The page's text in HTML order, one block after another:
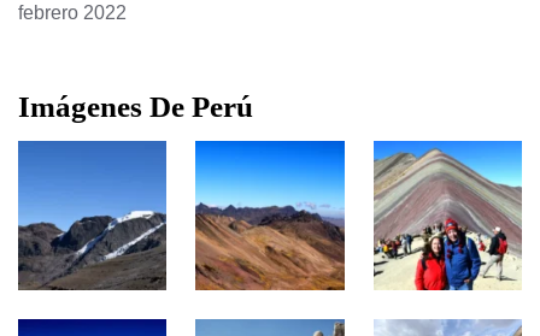
febrero 2022
Imágenes De Perú